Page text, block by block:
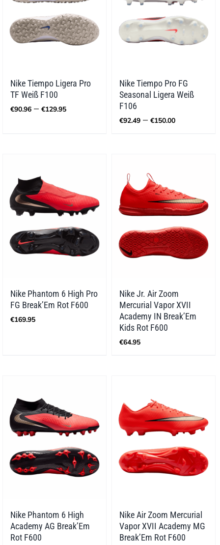
Nike Tiempo Ligera Pro
TF Weiß F100
€90.96 – €129.95Preisspanne:
Nike Tiempo Pro FG
Seasonal Ligera Weiß
F106
€92.49 – €150.00
Nike Phantom 6 High Pro
FG Break’Em Rot F600
€169.95
Nike Jr. Air Zoom
Mercurial Vapor XVII
Academy IN Break’Em
Kids Rot F600
€64.95
Nike Phantom 6 High
Academy AG Break’Em
Rot F600
Nike Air Zoom Mercurial
Vapor XVII Academy MG
Break’Em Rot F600